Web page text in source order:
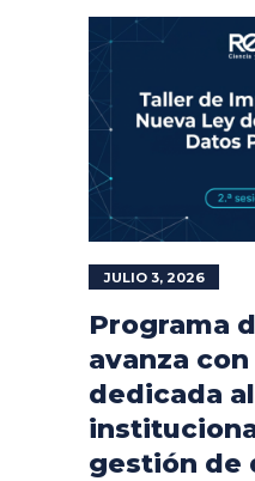
JULIO 3, 2026
Programa
avanza con
dedicada
gestión de